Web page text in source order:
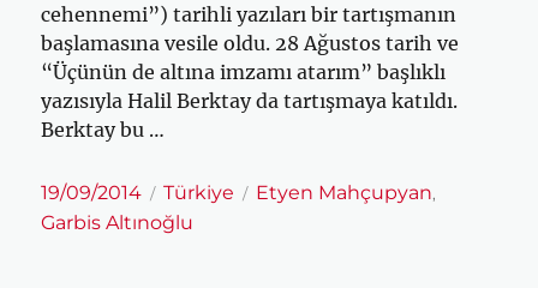
cehennemi”) tarihli yazıları bir tartışmanın
başlamasına vesile oldu. 28 Ağustos tarih ve
“Üçünün de altına imzamı atarım” başlıklı
yazısıyla Halil Berktay da tartışmaya katıldı.
Berktay bu …
Yayın
tarihi
19/09/2014 Kategoriler
Türkiye Etiketler
Etyen Mahçupyan,
Garbis Altınoğlu